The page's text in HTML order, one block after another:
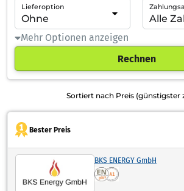
Lieferoption
Mehr Optionen anzeigen
Rechnen
Sortiert nach Preis (günstigster
Bester Preis
BKS ENERGY GmbH